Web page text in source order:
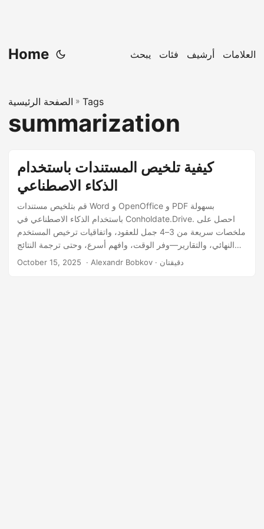
Home يبحث فئات أرشيف العلامات
الصفحة الرئيسية » Tags
summarization
كيفية تلخيص المستندات باستخدام
الذكاء الاصطناعي
قم بتلخيص مستندات Word و OpenOffice و PDF بسهولة
باستخدام الذكاء الاصطناعي في Conholdate.Drive. احصل على
ملخصات سريعة من 3–4 جمل للعقود، واتفاقيات ترخيص المستخدم
النهائي، والتقارير—وفر الوقت، وافهم أسرع، وحتى ترجمة النتائج
إلى لغتك المفضلة.
October 15, 2025 ‎ · Alexandr Bobkov · دقيقتان